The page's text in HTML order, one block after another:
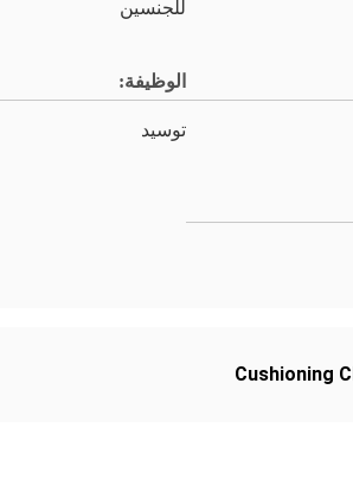
للجنسين
الوظيفة:
توسيد
Cushioning